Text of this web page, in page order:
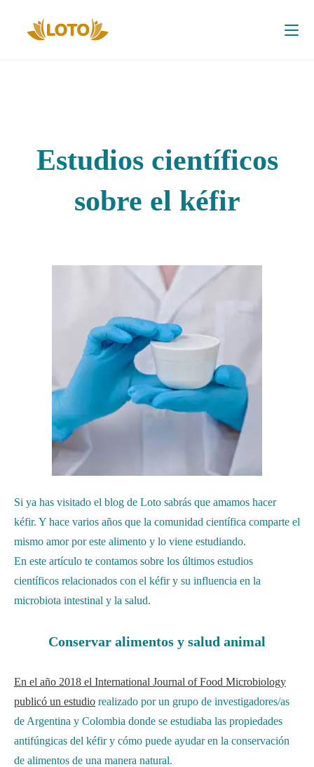
Estudios científicos
sobre el kéfir
Si ya has visitado el blog de Loto sabrás que amamos hacer
kéfir. Y hace varios años que la comunidad científica comparte el
mismo amor por este alimento y lo viene estudiando.
En este artículo te contamos sobre los últimos estudios
científicos relacionados con el kéfir y su influencia en la
microbiota intestinal y la salud.
Conservar alimentos y salud animal
En el año 2018 el International Journal of Food Microbiology
publicó un estudio realizado por un grupo de investigadores/as
de Argentina y Colombia donde se estudiaba las propiedades
antifúngicas del kéfir y cómo puede ayudar en la conservación
de alimentos de una manera natural.